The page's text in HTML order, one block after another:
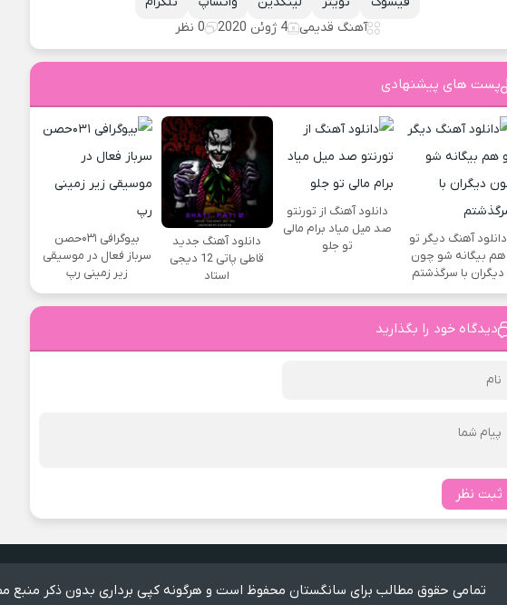
آهنگ قدیمی
4 ژوئن 2020 0 نظر
پست های پیشنهادی
دانلود آهنگ دیگر تو
هم بیگانه شو چون
دیگران با سرگذشتم
دانلود آهنگ از تورنتو
صد میل میاد برام مالی
تو جلو
دانلود آهنگ جدید
قاطی پاتی 12 دیجی
استاد
بیوگرافی ۰۳۱حصن
سرباز فعال در موسیقی
زیر زمینی رپ
دیدگاه خود را بگذارید
ثبت نظر
تمامی حقوق مطالب برای سانگستان محفوظ است و هرگونه کپی برداری بدون ذکر منبع